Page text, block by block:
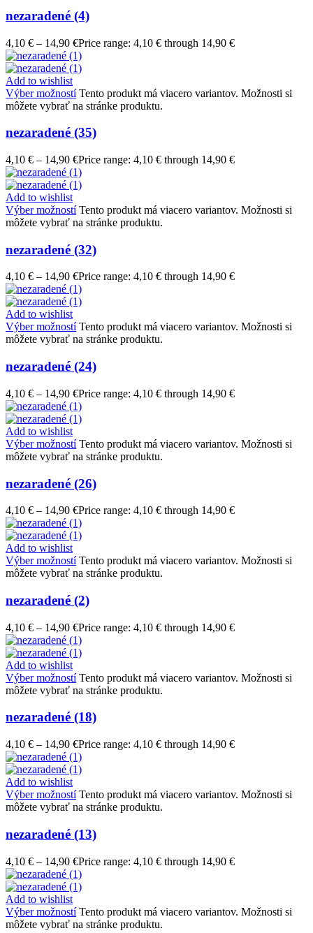
nezaradené (4)
4,10 € – 14,90 €Price range: 4,10 € through 14,90 €
Add to wishlist
Výber možností Tento produkt má viacero variantov. Možnosti si
môžete vybrať na stránke produktu.
nezaradené (35)
4,10 € – 14,90 €Price range: 4,10 € through 14,90 €
Add to wishlist
Výber možností Tento produkt má viacero variantov. Možnosti si
môžete vybrať na stránke produktu.
nezaradené (32)
4,10 € – 14,90 €Price range: 4,10 € through 14,90 €
Add to wishlist
Výber možností Tento produkt má viacero variantov. Možnosti si
môžete vybrať na stránke produktu.
nezaradené (24)
4,10 € – 14,90 €Price range: 4,10 € through 14,90 €
Add to wishlist
Výber možností Tento produkt má viacero variantov. Možnosti si
môžete vybrať na stránke produktu.
nezaradené (26)
4,10 € – 14,90 €Price range: 4,10 € through 14,90 €
Add to wishlist
Výber možností Tento produkt má viacero variantov. Možnosti si
môžete vybrať na stránke produktu.
nezaradené (2)
4,10 € – 14,90 €Price range: 4,10 € through 14,90 €
Add to wishlist
Výber možností Tento produkt má viacero variantov. Možnosti si
môžete vybrať na stránke produktu.
nezaradené (18)
4,10 € – 14,90 €Price range: 4,10 € through 14,90 €
Add to wishlist
Výber možností Tento produkt má viacero variantov. Možnosti si
môžete vybrať na stránke produktu.
nezaradené (13)
4,10 € – 14,90 €Price range: 4,10 € through 14,90 €
Add to wishlist
Výber možností Tento produkt má viacero variantov. Možnosti si
môžete vybrať na stránke produktu.